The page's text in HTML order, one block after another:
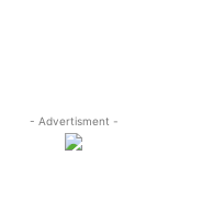
- Advertisment -